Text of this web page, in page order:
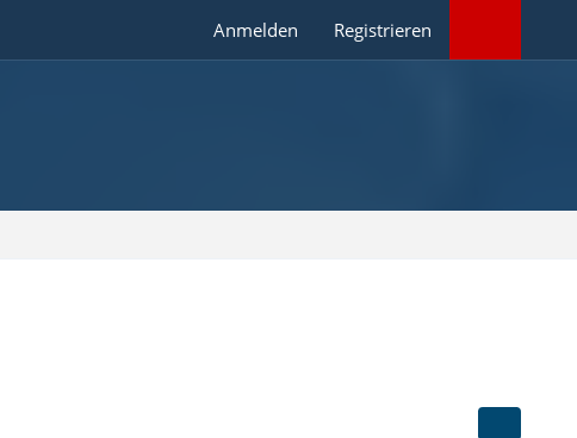
Anmelden Registrieren